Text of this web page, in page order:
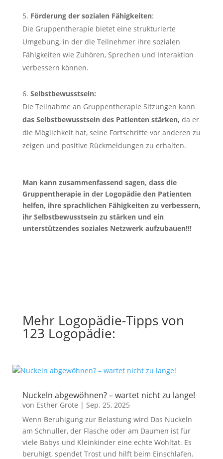
Förderung der sozialen Fähigkeiten:
Die Gruppentherapie bietet eine strukturierte
Umgebung, in der die Teilnehmer ihre sozialen
Fähigkeiten wie Zuhören, Sprechen und Interaktion
verbessern können.
Selbstbewusstsein:
Die Teilnahme an Gruppentherapie Sitzungen kann
das Selbstbewusstsein des Patienten stärken, da er
die Möglichkeit hat, seine Fortschritte vor anderen zu
zeigen und positive Rückmeldungen zu erhalten.
Man kann zusammenfassend sagen, dass die
Gruppentherapie in der Logopädie den Patienten
helfen, ihre sprachlichen Fähigkeiten zu verbessern,
ihr Selbstbewusstsein zu stärken und ein
unterstützendes soziales Netzwerk aufzubauen!!!
Mehr Logopädie-Tipps von
123 Logopädie:
Nuckeln abgewöhnen? – wartet nicht zu lange!
von Esther Grote | Sep. 25, 2025
Wenn Beruhigung zur Belastung wird Das Nuckeln
am Schnuller, der Flasche oder am Daumen ist für
viele Babys und Kleinkinder eine echte Wohltat. Es
beruhigt, spendet Trost und hilft beim Einschlafen.